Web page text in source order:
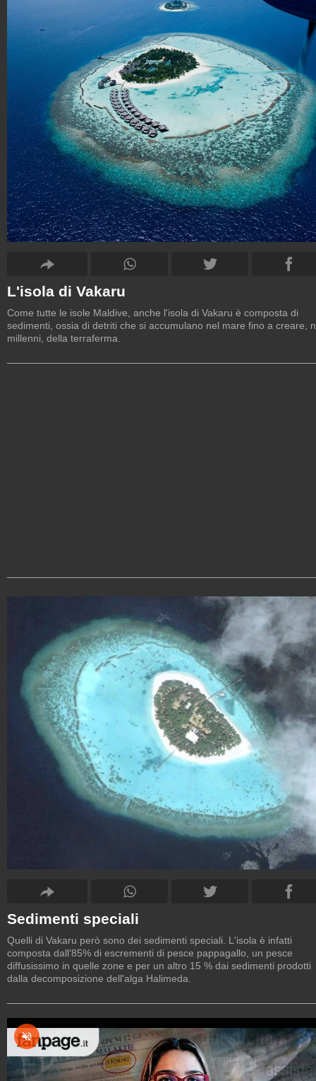
L'isola di Vakaru
Come tutte le isole Maldive, anche l'isola di Vakaru è composta di
sedimenti, ossia di detriti che si accumulano nel mare fino a creare,
millenni, della terraferma.
Sedimenti speciali
Quelli di Vakaru però sono dei sedimenti speciali. L'isola è infatti
composta dall'85% di escrementi di pesce pappagallo, un pesce
diffusissimo in quelle zone e per un altro 15 % dai sedimenti prodotti
dalla decomposizione dell'alga Halimeda.